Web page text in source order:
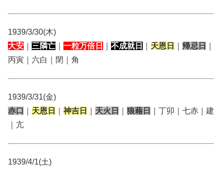
1939/3/30(木)
大安
三隣亡 一粒万倍日 不成就日 天恩日 帰忌日
丙寅｜六白｜閉｜角
1939/3/31(金)
赤口
天恩日 神吉日 天火日 狼藉日
｜丁卯｜七赤｜建
｜亢
1939/4/1(土)